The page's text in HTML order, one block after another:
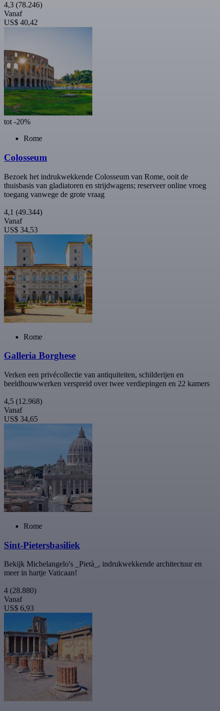
4,3 (78.246)
Vanaf
US$ 40,42
tot -20%
Rome
Colosseum
Bezoek het indrukwekkende Colosseum van Rome, ooit de
thuisbasis van gladiatoren en strijdwagens; reserveer online vroeg
toegang vanwege de grote vraag
4,1 (49.344)
Vanaf
US$ 34,53
Rome
Galleria Borghese
Verken een privécollectie van antiquiteiten, schilderijen en
beeldhouwwerken verspreid over twee verdiepingen en 22 kamers
4,5 (12.968)
Vanaf
US$ 34,65
Rome
Sint-Pietersbasiliek
Bekijk Michelangelo's _Pietà_, indrukwekkende architectuur en
meer in hartje Vaticaan!
4 (28.880)
Vanaf
US$ 6,93